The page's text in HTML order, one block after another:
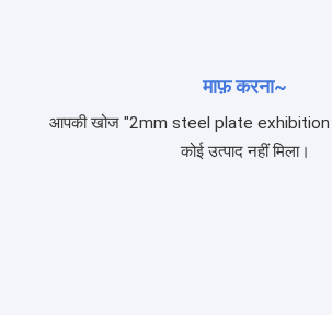
माफ़ करना~
आपकी खोज "2mm steel plate
कोई उत्पाद नहीं मिला।